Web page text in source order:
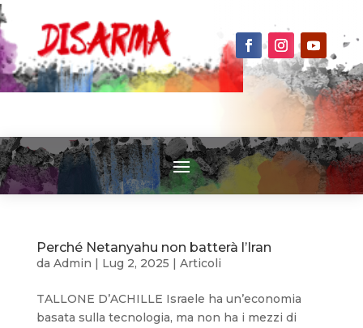
Perché Netanyahu non batterà l’Iran
da Admin | Lug 2, 2025 | Articoli
TALLONE D’ACHILLE Israele ha un’economia
basata sulla tecnologia, ma non ha i mezzi di